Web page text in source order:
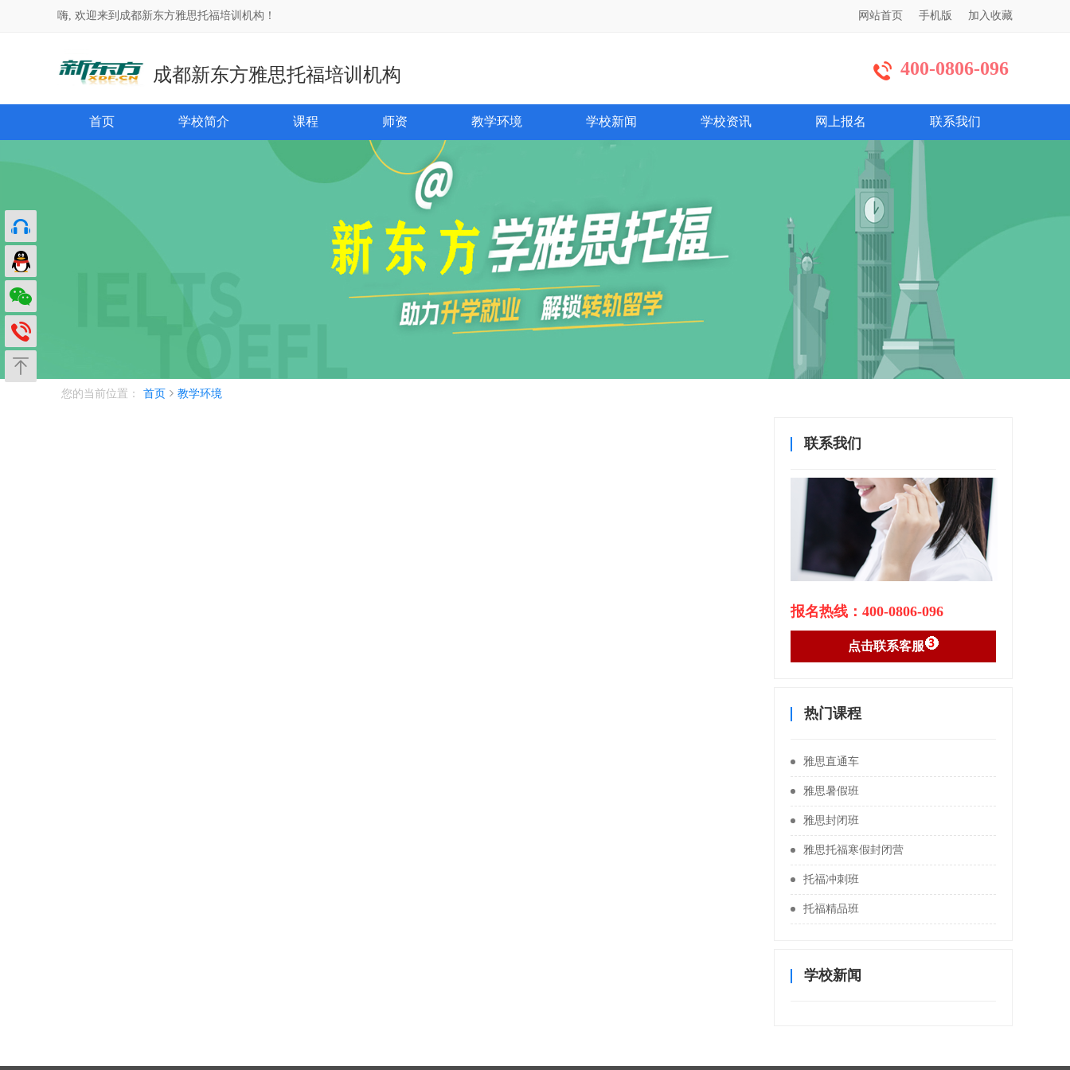
嗨, 欢迎来到成都新东方雅思托福培训机构！ 网站首页 手机版 加入收藏
成都新东方雅思托福培训机构 400-0806-096
首页 学校简介 课程 师资 教学环境 学校新闻 学校资讯 网上报名 联系我们
您的当前位置： 首页 教学环境
联系我们
报名热线：400-0806-096
点击联系客服
热门课程
雅思直通车
雅思暑假班
雅思封闭班
雅思托福寒假封闭营
托福冲刺班
托福精品班
学校新闻